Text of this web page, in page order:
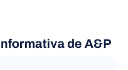
de A&P